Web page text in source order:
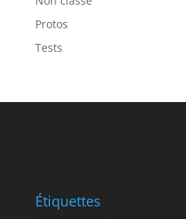
Protos
Tests
Étiquettes